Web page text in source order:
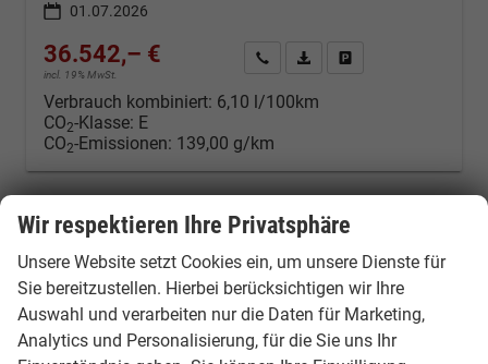
01.07.2026
36.542,– €
incl. 19% MwSt.
Kontakt & Angebot anfordern
PDF-Datei, Fahrzeugexposé
Verbrauch kombiniert: 6,10 l/100km
CO2-Klasse: E
CO2-Emissionen: 139,00 g/km
Wir respektieren Ihre Privatsphäre
Unsere Website setzt Cookies ein, um unsere Dienste für
Sie bereitzustellen. Hierbei berücksichtigen wir Ihre
Auswahl und verarbeiten nur die Daten für Marketing,
Analytics und Personalisierung, für die Sie uns Ihr